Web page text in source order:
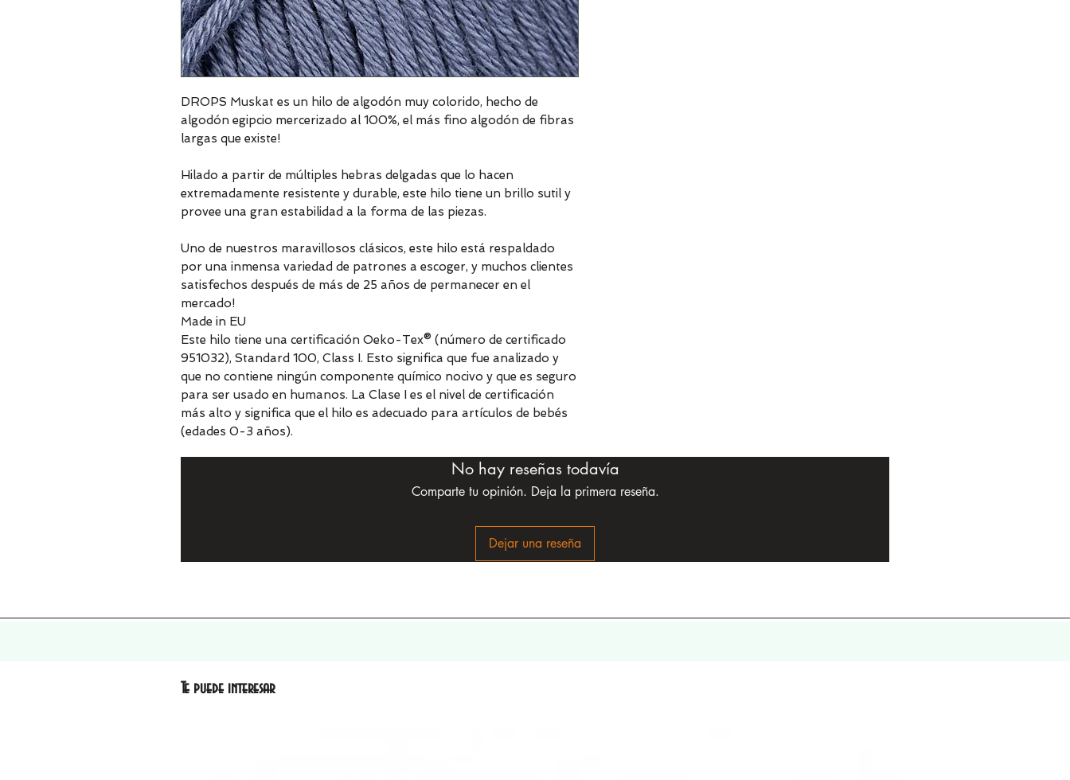
DROPS Muskat es un hilo de algodón muy colorido, hecho de
algodón egipcio mercerizado al 100%, el más fino algodón de fibras
largas que existe!
Hilado a partir de múltiples hebras delgadas que lo hacen
extremadamente resistente y durable, este hilo tiene un brillo sutil y
provee una gran estabilidad a la forma de las piezas.
Uno de nuestros maravillosos clásicos, este hilo está respaldado
por una inmensa variedad de patrones a escoger, y muchos clientes
satisfechos después de más de 25 años de permanecer en el
mercado!
Made in EU
Este hilo tiene una certificación Oeko-Tex® (número de certificado
951032), Standard 100, Class I. Esto significa que fue analizado y
que no contiene ningún componente químico nocivo y que es seguro
para ser usado en humanos. La Clase I es el nivel de certificación
más alto y significa que el hilo es adecuado para artículos de bebés
(edades 0-3 años).
No hay reseñas todavía
Comparte tu opinión. Deja la primera reseña.
Dejar una reseña
Te puede interesar